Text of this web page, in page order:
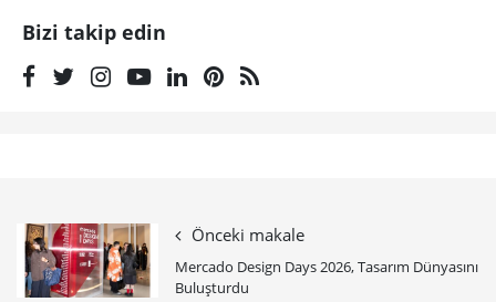
Bizi takip edin
Önceki makale
Mercado Design Days 2026, Tasarım Dünyasını
Buluşturdu